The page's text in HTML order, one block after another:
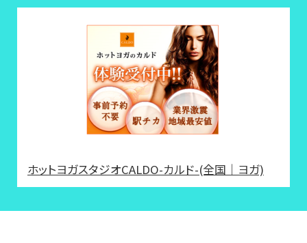
ホットヨガスタジオCALDO-カルド-(全国｜ヨガ)